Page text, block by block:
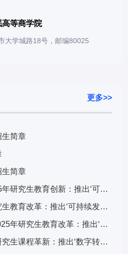
高等商学院
大学城路18号，邮编80025
更多>>
生简章
生简章
美国加州州立大学2025年研究生教育创新：推出‘可持续发展与科技融合’跨学科计划，引发广泛关注
斯坦福大学2025年研究生教育改革：推出‘可持续发展与科技融合’跨学科计划，引发全球关注
美国伯克利加州大学2025年研究生教育改革：推出‘可持续发展与科技融合’交叉培养计划，引发学术界广泛关注
香港都会大学2025年研究生课程革新：推出‘数字转型与可持续发展’跨学科计划，引发广泛关注